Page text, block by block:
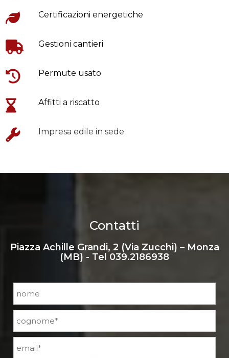
Certificazioni energetiche
Gestioni cantieri
Permute usato
Affitti a riscatto
Impresa edile in sede
Contatti
Piazza Achille Grandi, 2 (Via Zucchi) – Monza
(MB) - Tel 039.2186938